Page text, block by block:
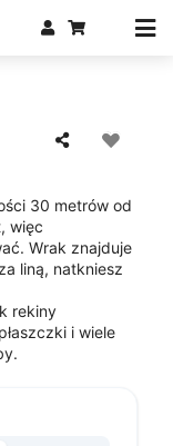
30 metrów od
więc
Wrak znajduje
liną, natkniesz
rekiny
i wiele